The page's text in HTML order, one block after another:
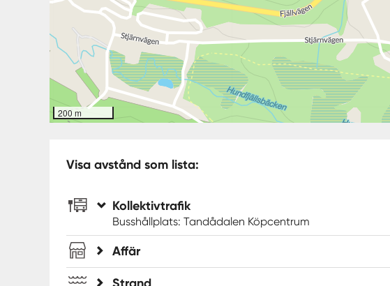
200 m
Visa avstånd som lista:
Kollektivtrafik
Busshållplats: Tandådalen Köpcentrum
Affär
Strand